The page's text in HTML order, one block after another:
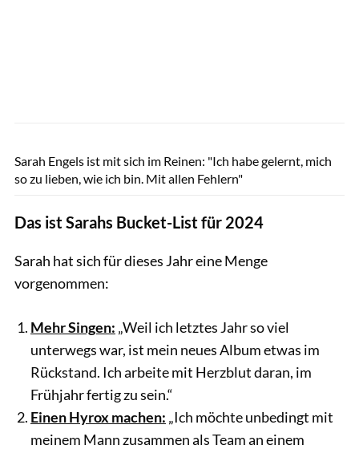
Sarah Engels ist mit sich im Reinen: "Ich habe gelernt, mich
so zu lieben, wie ich bin. Mit allen Fehlern"
Das ist Sarahs Bucket-List für 2024
Sarah hat sich für dieses Jahr eine Menge
vorgenommen:
Mehr Singen: „Weil ich letztes Jahr so viel
unterwegs war, ist mein neues Album etwas im
Rückstand. Ich arbeite mit Herzblut daran, im
Frühjahr fertig zu sein.“
Einen Hyrox machen: „Ich möchte unbedingt mit
meinem Mann zusammen als Team an einem